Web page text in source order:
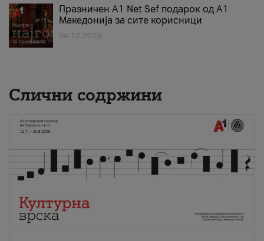
Празничен A1 Net Sеf подарок од А1
Македонија за сите корисници
04.12.2025
Слични содржини